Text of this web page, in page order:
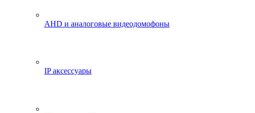
AHD и аналоговые видеодомофоны
IP аксессуары